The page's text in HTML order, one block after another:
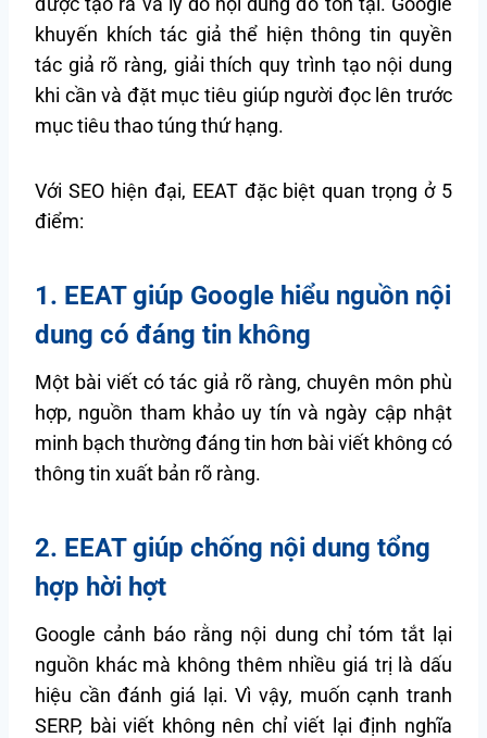
khuyến khích tác giả thể hiện thông tin quyền
tác giả rõ ràng, giải thích quy trình tạo nội dung
khi cần và đặt mục tiêu giúp người đọc lên trước
mục tiêu thao túng thứ hạng.
Với SEO hiện đại, EEAT đặc biệt quan trọng ở 5
điểm:
1. EEAT giúp Google hiểu nguồn nội
dung có đáng tin không
Một bài viết có tác giả rõ ràng, chuyên môn phù
hợp, nguồn tham khảo uy tín và ngày cập nhật
minh bạch thường đáng tin hơn bài viết không có
thông tin xuất bản rõ ràng.
2. EEAT giúp chống nội dung tổng
hợp hời hợt
Google cảnh báo rằng nội dung chỉ tóm tắt lại
nguồn khác mà không thêm nhiều giá trị là dấu
hiệu cần đánh giá lại. Vì vậy, muốn cạnh tranh
SERP, bài viết không nên chỉ viết lại định nghĩa